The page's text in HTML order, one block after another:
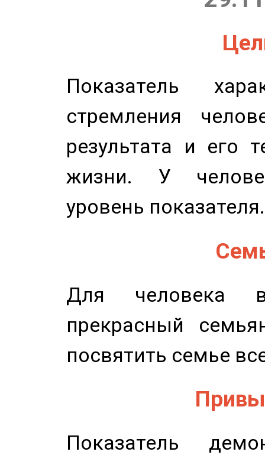
Показатель
стремления
результата и его
жизни. У
уровень показателя.
Для человека
прекрасный
посвятить семье
Показатель